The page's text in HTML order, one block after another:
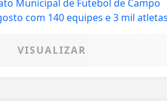
VISUALIZAR